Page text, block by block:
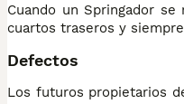
Cuando un Springador
cuartos traseros y
Defectos
Los futuros propietarios